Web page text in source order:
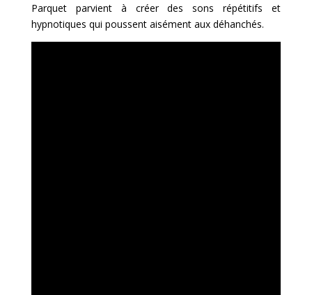
Parquet parvient à créer des sons répétitifs et
hypnotiques qui poussent aisément aux déhanchés.